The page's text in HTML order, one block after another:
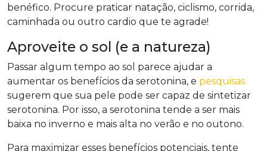
benéfico. Procure praticar natação, ciclismo, corrida,
caminhada ou outro cardio que te agrade!
Aproveite o sol (e a natureza)
Passar algum tempo ao sol parece ajudar a
aumentar os benefícios da serotonina, e pesquisas
sugerem que sua pele pode ser capaz de sintetizar
serotonina. Por isso, a serotonina tende a ser mais
baixa no inverno e mais alta no verão e no outono.
Para maximizar esses benefícios potenciais, tente